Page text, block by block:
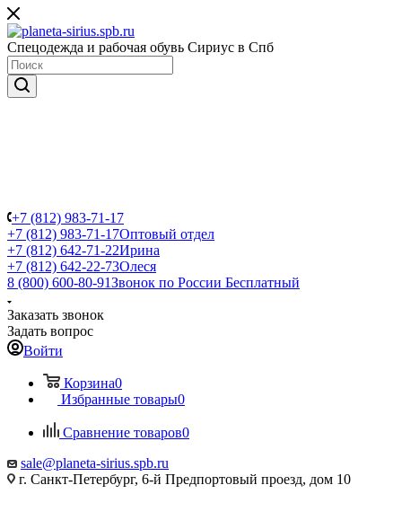
Спецодежда и рабочая обувь Сириус в Спб
+7 (812) 983-71-17
+7 (812) 983-71-17Оптовый отдел
+7 (812) 642-71-22Ирина
+7 (812) 642-22-73Олеся
8 (800) 600-80-91Звонок по России Бесплатный
Заказать звонок
Задать вопрос
Войти
Корзина0
Избранные товары0
Сравнение товаров0
sale@planeta-sirius.spb.ru
г. Санкт-Петербург, 6-й Предпортовый проезд, дом 10